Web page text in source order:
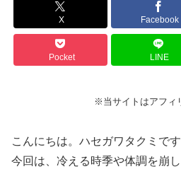
X Facebook
Pocket LINE
※当サイトはアフィ
こんにちは。ハセガワタクミです
今回は、冷える時季や体調を崩